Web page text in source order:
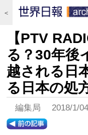
＜
【PTV
る？30年後
越される日
る日本の処
編集局 2018/1/